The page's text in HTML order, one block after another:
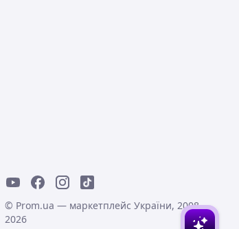
© Prom.ua — маркетплейс України, 2008-
2026